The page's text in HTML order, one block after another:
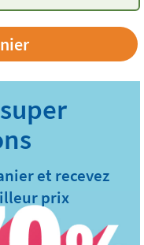
et recevez
prix